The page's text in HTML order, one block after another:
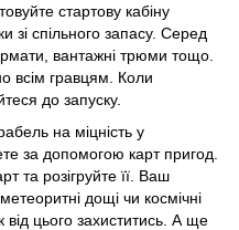
стартову кабіну
зі спільного запасу. Серед
вантажні трюми тощо.
всім гравцям. Коли
до запуску.
на міцність у
за допомогою карт пригод.
та розігруйте її. Ваш
дощі чи космічні
від цього захиститись. А ще